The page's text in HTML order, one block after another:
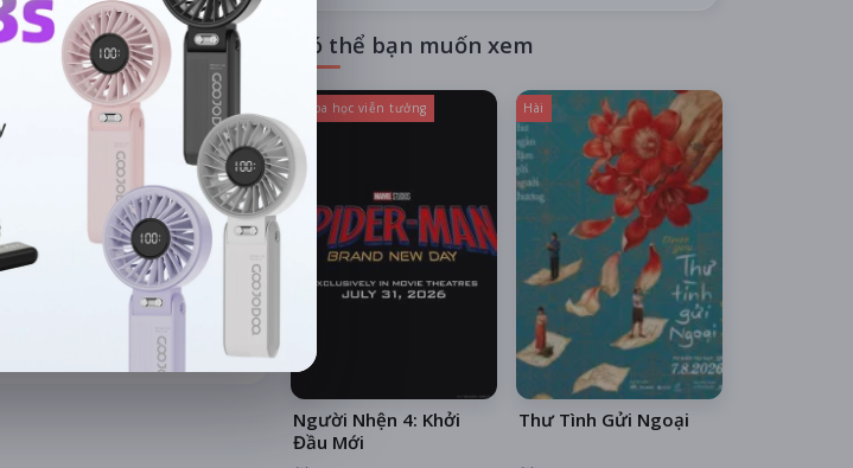
Có thể bạn muốn xem
Khoa học viễn tưởng
Người Nhện 4: Khởi
Đầu Mới
Hài
Thư Tình Gửi Ngoại